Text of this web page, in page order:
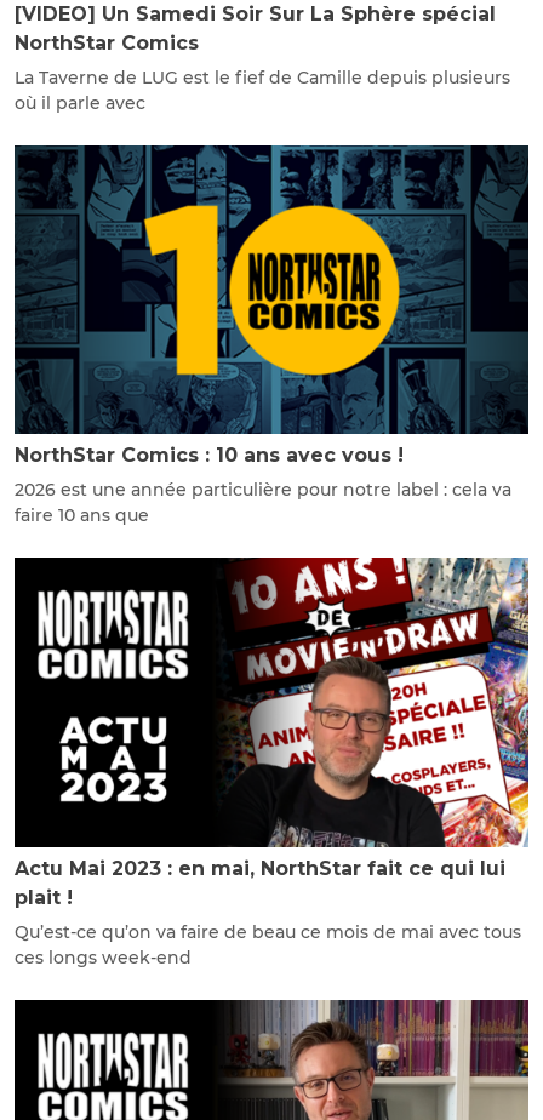
[VIDEO] Un Samedi Soir Sur La Sphère spécial
NorthStar Comics
La Taverne de LUG est le fief de Camille depuis plusieurs
où il parle avec
NorthStar Comics : 10 ans avec vous !
2026 est une année particulière pour notre label : cela va
faire 10 ans que
Actu Mai 2023 : en mai, NorthStar fait ce qui lui
plait !
Qu’est-ce qu’on va faire de beau ce mois de mai avec tous
ces longs week-end